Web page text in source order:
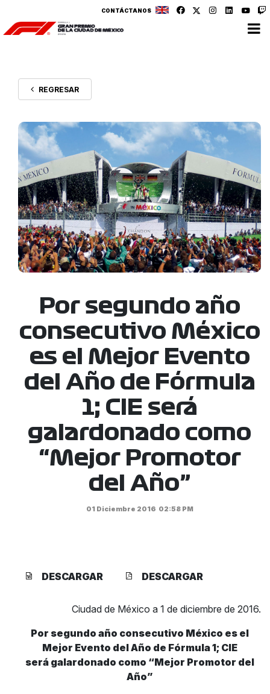
CONTÁCTANOS
REGRESAR
Por segundo año
consecutivo México
es el Mejor Evento
del Año de Fórmula
1; CIE será
galardonado como
“Mejor Promotor
del Año”
01 Diciembre 2016 02:58 PM
DESCARGAR DESCARGAR
Ciudad de México a 1 de diciembre de 2016.
Por segundo año consecutivo México es el
Mejor Evento del Año de Fórmula 1; CIE
será galardonado como “Mejor Promotor del
Año”